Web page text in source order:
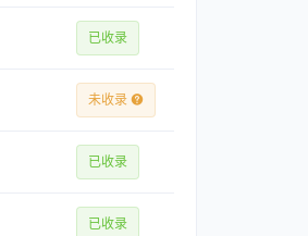
已收录
未收录
已收录
已收录